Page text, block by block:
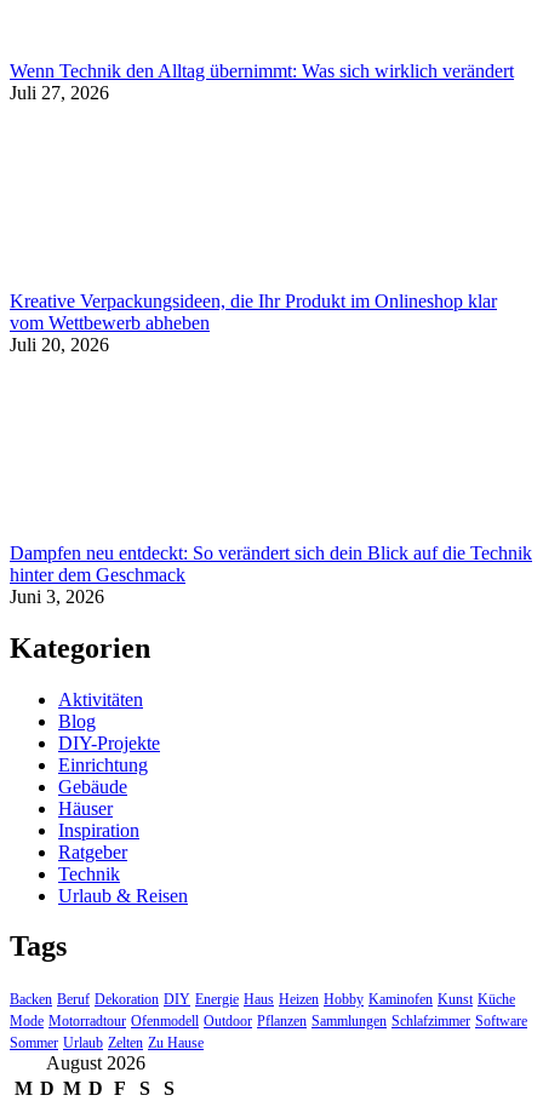
Wenn Technik den Alltag übernimmt: Was sich wirklich verändert
Juli 27, 2026
Kreative Verpackungsideen, die Ihr Produkt im Onlineshop klar
vom Wettbewerb abheben
Juli 20, 2026
Dampfen neu entdeckt: So verändert sich dein Blick auf die Technik
hinter dem Geschmack
Juni 3, 2026
Kategorien
Aktivitäten
Blog
DIY-Projekte
Einrichtung
Gebäude
Häuser
Inspiration
Ratgeber
Technik
Urlaub & Reisen
Tags
Backen Beruf Dekoration DIY Energie Haus Heizen Hobby Kaminofen Kunst Küche
Mode Motorradtour Ofenmodell Outdoor Pflanzen Sammlungen Schlafzimmer Software
Sommer Urlaub Zelten Zu Hause
August 2026
M D M D F S
S